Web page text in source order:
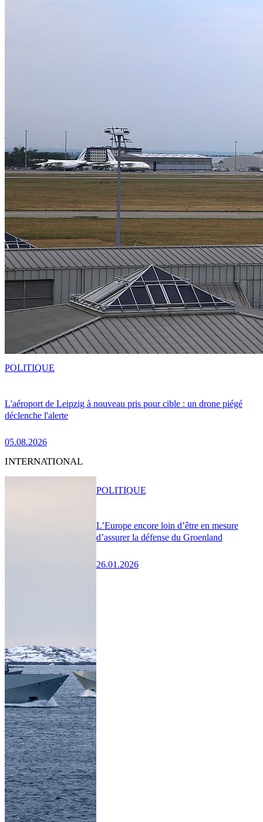
L'aéroport de Leipzig à nouveau pris pour cible : un drone piégé
déclenche l'alerte
05.08.2026
POLITIQUE
INTERNATIONAL
L’Europe encore loin d’être en mesure
d’assurer la défense du Groenland
26.01.2026
POLITIQUE